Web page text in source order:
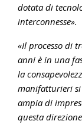
dotata di
interconnesse».
«Il processo di
anni è in una
la
manifatturieri si
ampia di
questa